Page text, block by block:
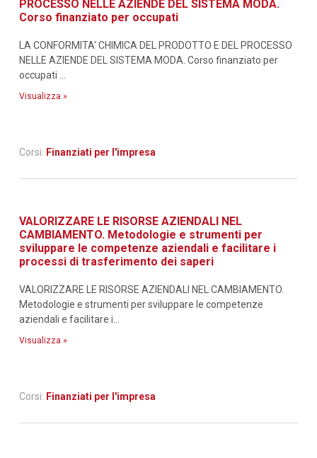
PROCESSO NELLE AZIENDE DEL SISTEMA MODA.
Corso finanziato per occupati
LA CONFORMITA' CHIMICA DEL PRODOTTO E DEL PROCESSO
NELLE AZIENDE DEL SISTEMA MODA. Corso finanziato per
occupati ...
Visualizza »
Corsi: Finanziati per l'impresa
VALORIZZARE LE RISORSE AZIENDALI NEL
CAMBIAMENTO. Metodologie e strumenti per
sviluppare le competenze aziendali e facilitare i
processi di trasferimento dei saperi
VALORIZZARE LE RISORSE AZIENDALI NEL CAMBIAMENTO.
Metodologie e strumenti per sviluppare le competenze
aziendali e facilitare i...
Visualizza »
Corsi: Finanziati per l'impresa